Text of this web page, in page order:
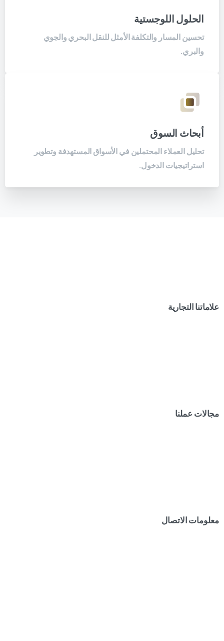
الحلول اللوجستية
تحسين المسار والتكلفة الأمثل للنقل البحري والجوي
والبري.
أبحاث السوق
تحليل العملاء المحتملين في الأسواق المستهدفة وتطوير
استراتيجيات الدخول.
علاماتنا التجارية
مجالات عملنا
معلومات الاتصال